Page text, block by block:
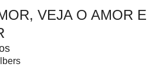
VEJA O AMOR E